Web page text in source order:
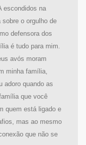
escondidos na
o orgulho de
defensora dos
é tudo para mim.
avós moram
minha família,
adoro quando as
que você
quem está ligado e
mas ao mesmo
que não se